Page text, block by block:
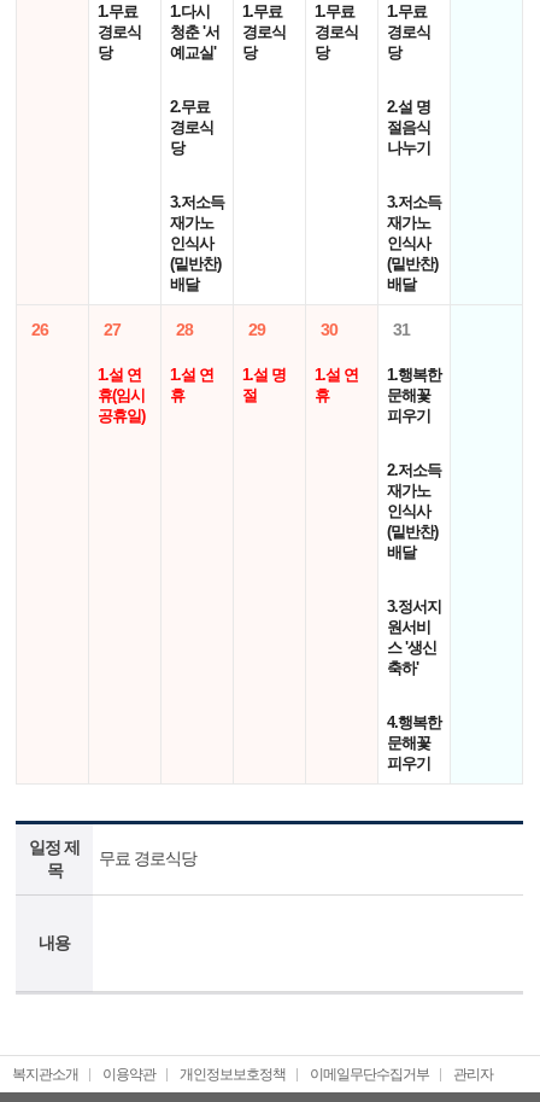
1.무료
경로식
당
1.다시
청춘 '서
예교실'
2.무료
경로식
당
3.저소득
재가노
인식사
(밑반찬)
배달
1.무료
경로식
당
1.무료
경로식
당
1.무료
경로식
당
2.설 명
절음식
나누기
3.저소득
재가노
인식사
(밑반찬)
배달
26 27
1.설 연
휴(임시
공휴일)
28
1.설 연
휴
29
1.설 명
절
30
1.설 연
휴
31
1.행복한
문해꽃
피우기
2.저소득
재가노
인식사
(밑반찬)
배달
3.정서지
원서비
스 '생신
축하'
4.행복한
문해꽃
피우기
일정 제
목
무료 경로식당
내용
복지관소개 이용약관 개인정보보호정책 이메일무단수집거부 관리자